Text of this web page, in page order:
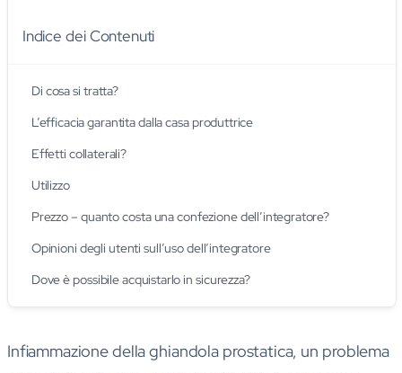
Indice dei Contenuti
Di cosa si tratta?
L’efficacia garantita dalla casa produttrice
Effetti collaterali?
Utilizzo
Prezzo – quanto costa una confezione dell’integratore?
Opinioni degli utenti sull’uso dell’integratore
Dove è possibile acquistarlo in sicurezza?
Infiammazione della ghiandola prostatica, un problema